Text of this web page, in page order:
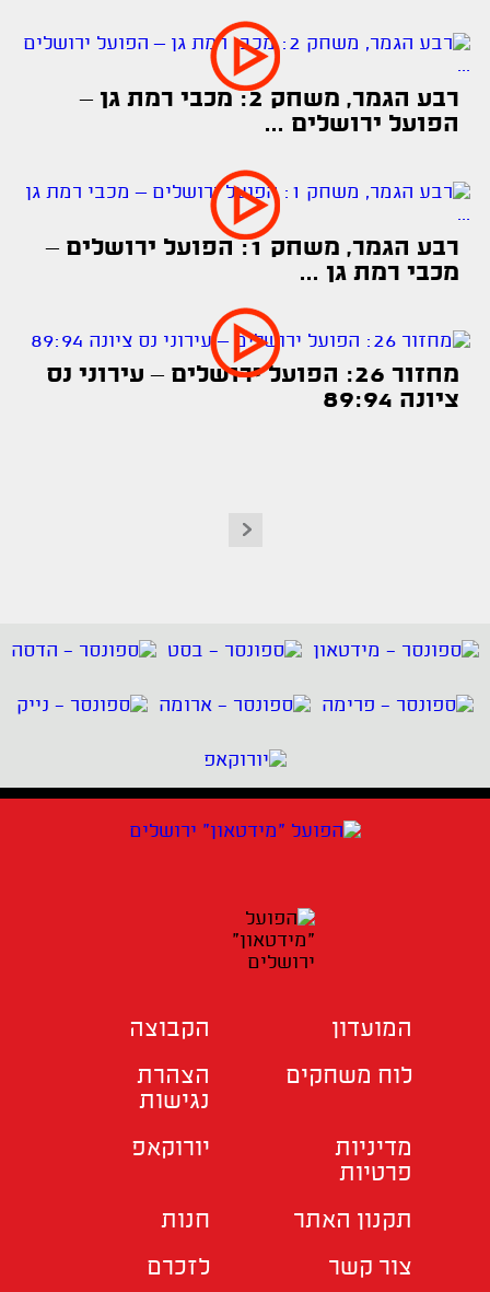
רבע הגמר, משחק 2: מכבי רמת גן –
הפועל ירושלים ...
רבע הגמר, משחק 1: הפועל ירושלים –
מכבי רמת גן ...
מחזור 26: הפועל ירושלים – עירוני נס
ציונה 89:94
המועדון
הקבוצה
לוח משחקים
הצהרת
נגישות
מדיניות
פרטיות
יורוקאפ
תקנון האתר
חנות
צור קשר
לזכרם